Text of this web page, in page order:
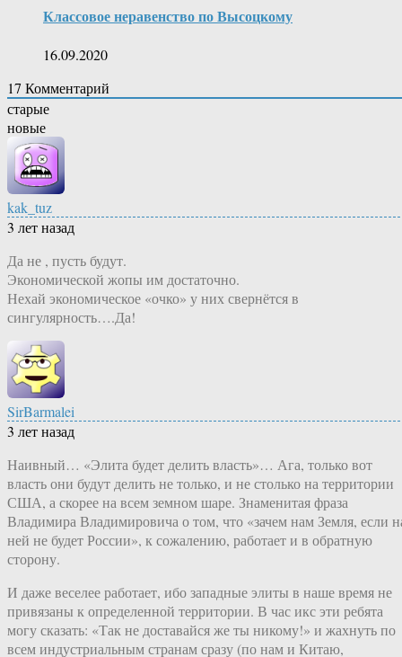
Классовое неравенство по Высоцкому
16.09.2020
17 Комментарий
старые
новые
kak_tuz
3 лет назад
Да не , пусть будут.
Экономической жопы им достаточно.
Нехай экономическое «очко» у них свернётся в
сингулярность….Да!
SirBarmalei
3 лет назад
Наивный… «Элита будет делить власть»… Ага, только вот
власть они будут делить не только, и не столько на территории
США, а скорее на всем земном шаре. Знаменитая фраза
Владимира Владимировича о том, что «зачем нам Земля, если
ней не будет России», к сожалению, работает и в обратную
сторону.
И даже веселее работает, ибо западные элиты в наше время не
привязаны к определенной территории. В час икс эти ребята
могу сказать: «Так не доставайся же ты никому!» и жахнуть по
всем индустриальным странам сразу (по нам и Китаю,